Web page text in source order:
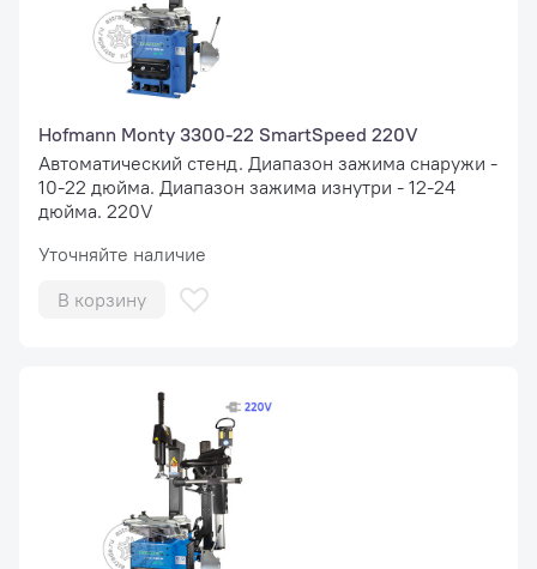
Hofmann Monty 3300-22 SmartSpeed 220V
Автоматический стенд. Диапазон зажима снаружи -
10-22 дюйма. Диапазон зажима изнутри - 12-24
дюйма. 220V
Уточняйте наличие
В корзину